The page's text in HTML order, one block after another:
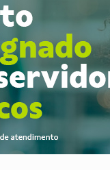
Bolsonaro
ônibus e carro
a deputado
de frente e duas
Final do Duelo
que